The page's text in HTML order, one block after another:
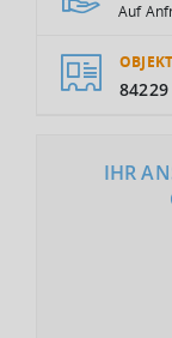
Auf
84229
IHR